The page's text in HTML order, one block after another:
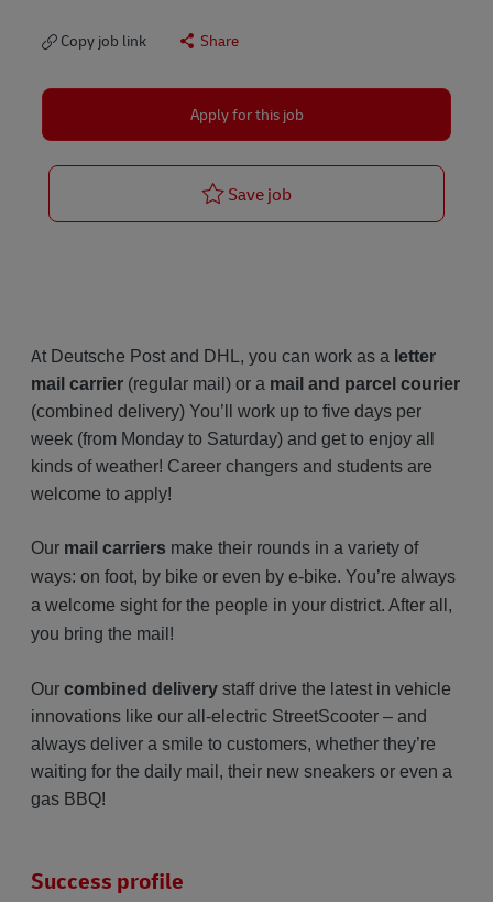
Copy job link Share
Apply for this job
Save jobPostbote für Pakete und
At Deutsche Post and DHL, you can work as a letter
mail carrier (regular mail) or a mail and parcel courier
(combined delivery) You’ll work up to five days per
week (from Monday to Saturday) and get to enjoy all
kinds of weather! Career changers and students are
welcome to apply!
Our mail carriers make their rounds in a variety of
ways: on foot, by bike or even by e-bike. You’re always
a welcome sight for the people in your district. After all,
you bring the mail!
Our combined delivery staff drive the latest in vehicle
innovations like our all-electric StreetScooter – and
always deliver a smile to customers, whether they’re
waiting for the daily mail, their new sneakers or even a
gas BBQ!
Success profile